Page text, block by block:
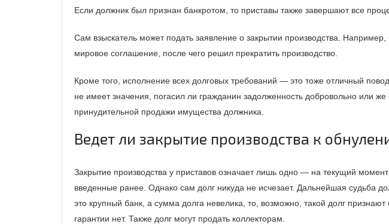
Если должник был признан банкротом, то приставы также завершают все
Сам взыскатель может подать заявление о закрытии производства.
мировое соглашение, после чего решил прекратить производство.
Кроме того, исполнение всех долговых требований — это тоже отличный
не имеет значения, погасил ли гражданин задолженность добровольно или
принудительной продажи имущества должника.
Ведет ли закрытие производства к
Закрытие производства у приставов означает лишь одно — на текущий
введенные ранее. Однако сам долг никуда не исчезает. Дальнейшая судьба
это крупный банк, а сумма долга невелика, то, возможно, такой долг
гарантии нет. Также долг могут продать коллекторам.